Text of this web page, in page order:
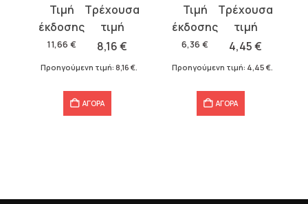
11,66 €
Original
price
was:
11,66 €.
8,16€
τρέχουσα
τιμή
Προηγούμενη τιμή: 8,16 €
ΑΓΟΡΑ
6,36 €
Original
price
was:
6,36 €.
4,45€
τρέχουσα
τιμή
Προηγούμενη τιμή: 4,45 €
ΑΓΟΡΑ